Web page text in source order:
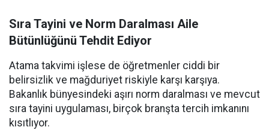
Sıra Tayini ve Norm Daralması Aile
Bütünlüğünü Tehdit Ediyor
Atama takvimi işlese de öğretmenler ciddi bir
belirsizlik ve mağduriyet riskiyle karşı karşıya.
Bakanlık bünyesindeki aşırı norm daralması ve mevcut
sıra tayini uygulaması, birçok branşta tercih imkanını
kısıtlıyor.